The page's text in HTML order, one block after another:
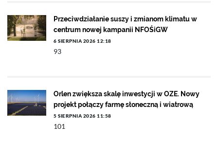
Przeciwdziałanie suszy i zmianom klimatu w
centrum nowej kampanii NFOŚiGW
6 SIERPNIA 2026 12:18
93
Orlen zwiększa skalę inwestycji w OZE. Nowy
projekt połączy farmę słoneczną i wiatrową
5 SIERPNIA 2026 11:58
101